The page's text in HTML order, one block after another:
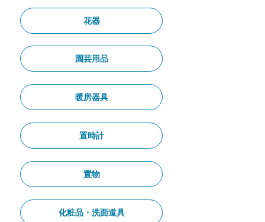
花器
園芸用品
暖房器具
置時計
置物
化粧品・洗面道具